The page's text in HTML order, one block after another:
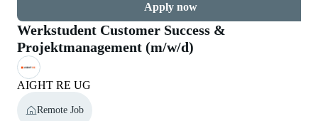
Apply now
Werkstudent Customer Success &
Projektmanagement (m/w/d)
AIGHT RE UG
Remote Job